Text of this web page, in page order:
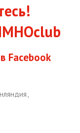
в Facebook